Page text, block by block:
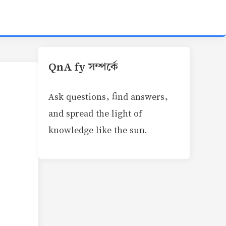
QnA fy সম্পর্কে
Ask questions, find answers,
and spread the light of
knowledge like the sun.